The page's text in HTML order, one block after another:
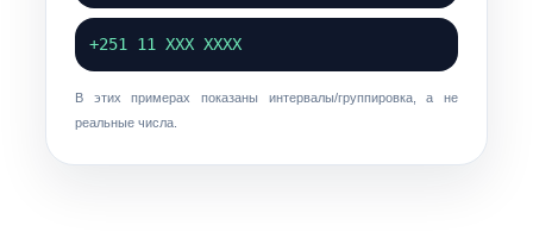
+251 11 ХХХ ХХХХ
В этих примерах показаны интервалы/группировка, а не
реальные числа.